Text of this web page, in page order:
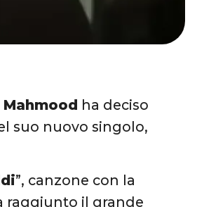
Mahmood ha deciso
suo nuovo singolo,
”, canzone con la
raggiunto il grande